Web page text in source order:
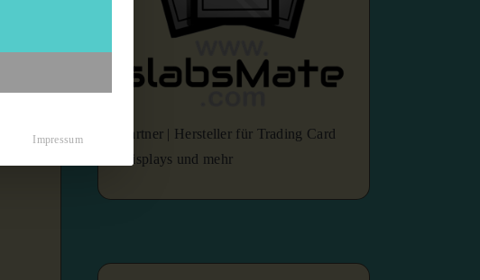
Partner | Hersteller für Trading Card
Displays und mehr
Impressum